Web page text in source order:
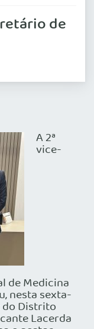
de
A 2ª
vice-
de Medicina
nesta sexta-
do Distrito
Lacerda